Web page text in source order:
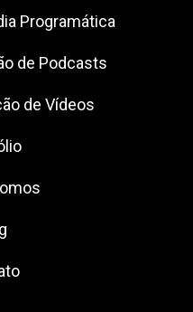
Programática
de Podcasts
de Vídeos